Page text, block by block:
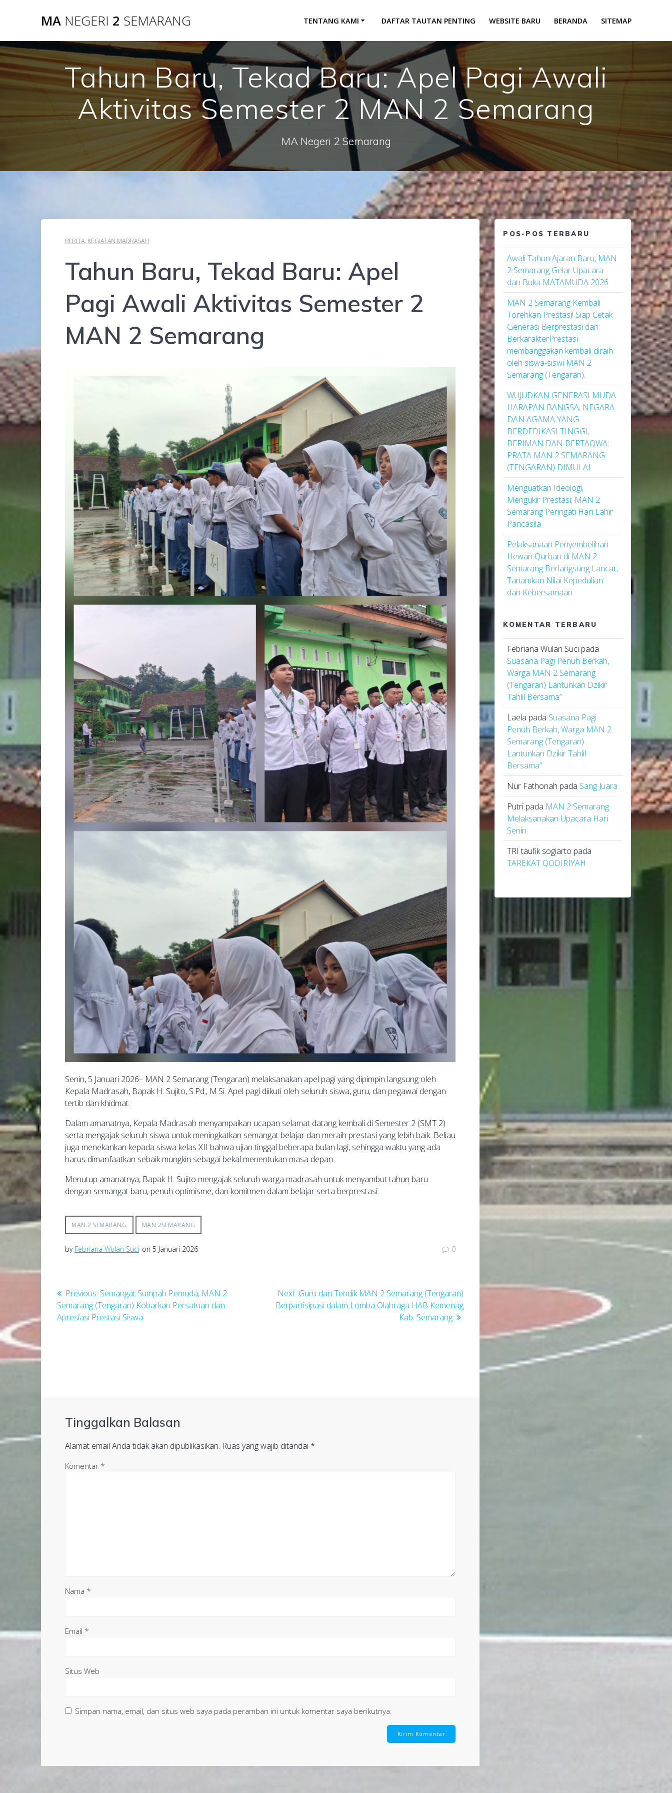
MA NEGERI 2 SEMARANG TENTANG KAMI DAFTAR TAUTAN PENTING WEBSITE BARU BERANDA SITEMAP
Tahun Baru, Tekad Baru: Apel Pagi Awali
Aktivitas Semester 2 MAN 2 Semarang
MA Negeri 2 Semarang
BERITA, KEGIATAN MADRASAH
Tahun Baru, Tekad Baru: Apel
Pagi Awali Aktivitas Semester 2
MAN 2 Semarang
Senin, 5 Januari 2026– MAN 2 Semarang (Tengaran) melaksanakan apel pagi yang dipimpin langsung oleh
Kepala Madrasah, Bapak H. Sujito, S.Pd., M.Si. Apel pagi diikuti oleh seluruh siswa, guru, dan pegawai dengan
tertib dan khidmat.
Dalam amanatnya, Kepala Madrasah menyampaikan ucapan selamat datang kembali di Semester 2 (SMT 2)
serta mengajak seluruh siswa untuk meningkatkan semangat belajar dan meraih prestasi yang lebih baik. Beliau
juga menekankan kepada siswa kelas XII bahwa ujian tinggal beberapa bulan lagi, sehingga waktu yang ada
harus dimanfaatkan sebaik mungkin sebagai bekal menentukan masa depan.
Menutup amanatnya, Bapak H. Sujito mengajak seluruh warga madrasah untuk menyambut tahun baru
dengan semangat baru, penuh optimisme, dan komitmen dalam belajar serta berprestasi.
MAN 2 SEMARANG MAN 2SEMARANG
by Febriana Wulan Suci on 5 Januari 2026 0
Navigasi
pos
Previous: Previous
post:
Semangat Sumpah Pemuda, MAN 2
Semarang (Tengaran) Kobarkan Persatuan dan
Apresiasi Prestasi Siswa
Next: Next
post:
Guru dan Tendik MAN 2 Semarang (Tengaran)
Berpartisipasi dalam Lomba Olahraga HAB Kemenag
Kab. Semarang
Tinggalkan Balasan
Alamat email Anda tidak akan dipublikasikan. Ruas yang wajib ditandai *
Komentar *
Nama *
Email *
Situs Web
Simpan nama, email, dan situs web saya pada peramban ini untuk komentar saya berikutnya.
POS-POS TERBARU
Awali Tahun Ajaran Baru, MAN
2 Semarang Gelar Upacara
dan Buka MATAMUDA 2026
MAN 2 Semarang Kembali
Torehkan Prestasi! Siap Cetak
Generasi Berprestasi dan
BerkarakterPrestasi
membanggakan kembali diraih
oleh siswa-siswi MAN 2
Semarang (Tengaran).
WUJUDKAN GENERASI MUDA
HARAPAN BANGSA, NEGARA
DAN AGAMA YANG
BERDEDIKASI TINGGI,
BERIMAN DAN BERTAQWA:
PRATA MAN 2 SEMARANG
(TENGARAN) DIMULAI
Menguatkan Ideologi,
Mengukir Prestasi: MAN 2
Semarang Peringati Hari Lahir
Pancasila
Pelaksanaan Penyembelihan
Hewan Qurban di MAN 2
Semarang Berlangsung Lancar,
Tanamkan Nilai Kepedulian
dan Kebersamaan
KOMENTAR TERBARU
Febriana Wulan Suci pada
Suasana Pagi Penuh Berkah,
Warga MAN 2 Semarang
(Tengaran) Lantunkan Dzikir
Tahlil Bersama”
Laela pada Suasana Pagi
Penuh Berkah, Warga MAN 2
Semarang (Tengaran)
Lantunkan Dzikir Tahlil
Bersama”
Nur Fathonah pada Sang Juara
Putri pada MAN 2 Semarang
Melaksanakan Upacara Hari
Senin
TRI taufik sogiarto pada
TAREKAT QODIRIYAH